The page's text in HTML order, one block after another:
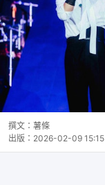
撰文： 薯條
出版： 2026-02-09 15:15